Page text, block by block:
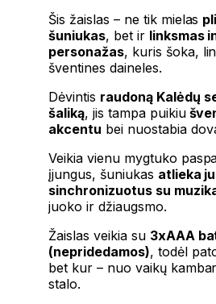
Šis žaislas – ne tik mielas
šuniukas, bet ir linksmas
personažas, kuris šoka,
šventines daineles.
Dėvintis raudoną Kalėdų
šaliką, jis tampa puikiu
akcentu bei nuostabia
Veikia vienu mygtuko
įjungus, šuniukas atlieka
sinchronizuotus su
juoko ir džiaugsmo.
Žaislas veikia su 3xAAA
(nepridedamos), todėl
bet kur – nuo ​​vaikų
stalo.